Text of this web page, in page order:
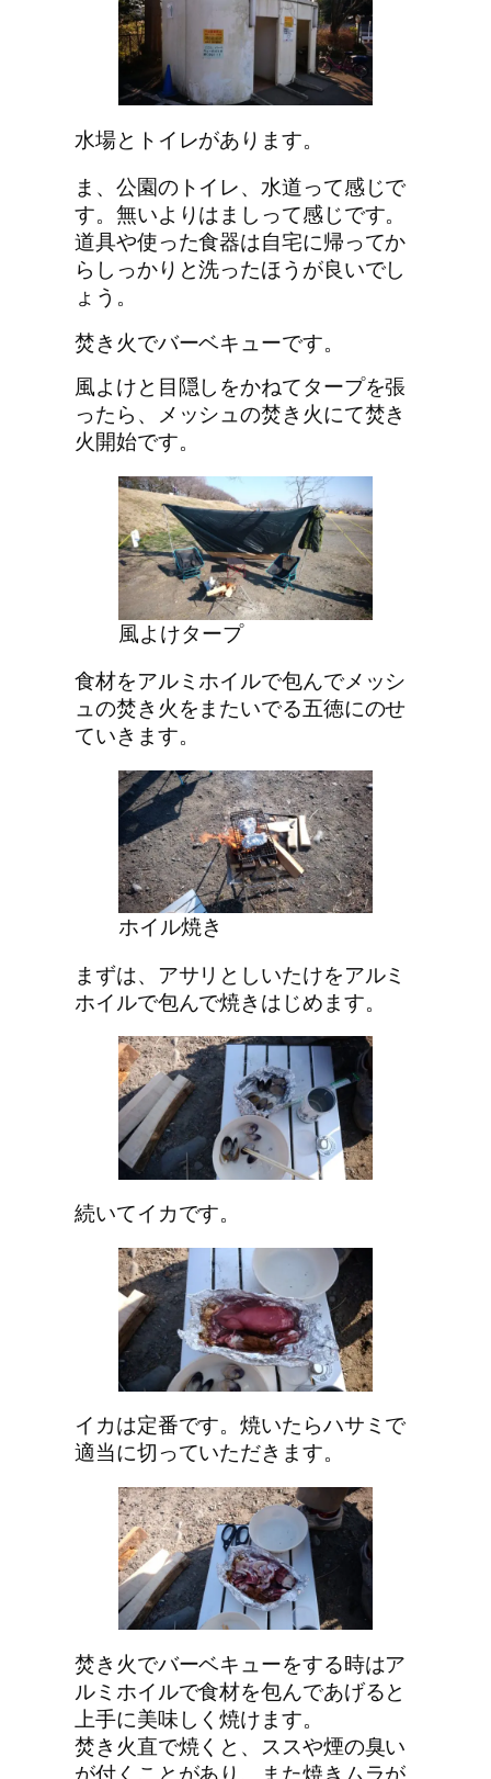
水場とトイレがあります。
ま、公園のトイレ、水道って感じで
す。無いよりはましって感じです。
道具や使った食器は自宅に帰ってか
らしっかりと洗ったほうが良いでし
ょう。
焚き火でバーベキューです。
風よけと目隠しをかねてタープを張
ったら、メッシュの焚き火にて焚き
火開始です。
風よけタープ
食材をアルミホイルで包んでメッシ
ュの焚き火をまたいでる五徳にのせ
ていきます。
ホイル焼き
まずは、アサリとしいたけをアルミ
ホイルで包んで焼きはじめます。
続いてイカです。
イカは定番です。焼いたらハサミで
適当に切っていただきます。
焚き火でバーベキューをする時はア
ルミホイルで食材を包んであげると
上手に美味しく焼けます。
焚き火直で焼くと、ススや煙の臭い
が付くことがあり、また焼きムラが